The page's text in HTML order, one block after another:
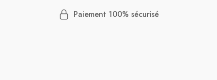
Paiement 100% sécurisé